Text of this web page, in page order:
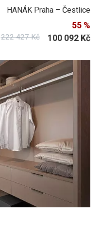
HANÁK Praha – Čestlice
55 %
222 427 Kč 100 092 Kč